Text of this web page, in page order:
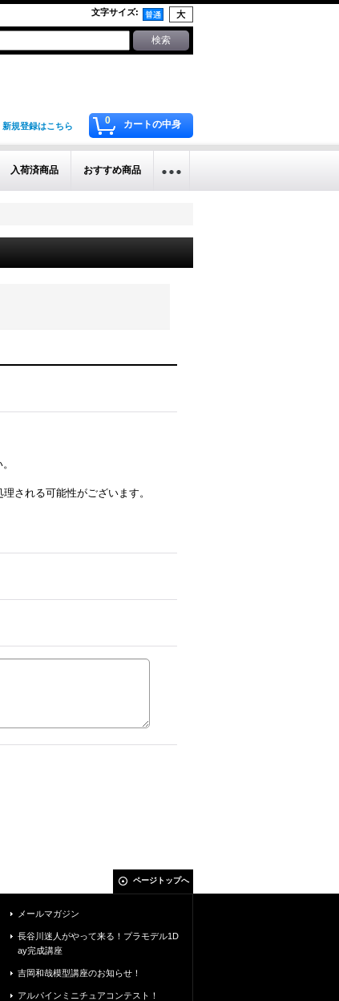
文字サイズ:
0 カートの中身
新規登録はこちら
入荷済商品 おすすめ商品
される可能性がございます。
ページトップへ
メールマガジン
長谷川迷人がやって来る！プラモデル1D
ay完成講座
吉岡和哉模型講座のお知らせ！
アルパインミニチュアコンテスト！